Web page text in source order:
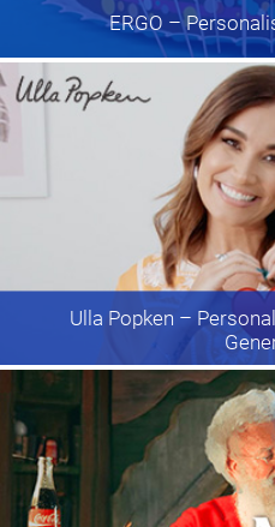
ERGO –
Ulla Popken –